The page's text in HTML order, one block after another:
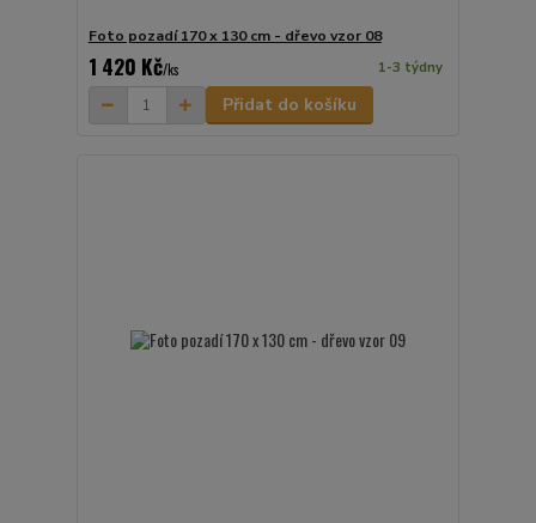
Foto pozadí 170 x 130 cm - dřevo vzor 08
1 420 Kč/ks 1-3 týdny
Přidat do košíku